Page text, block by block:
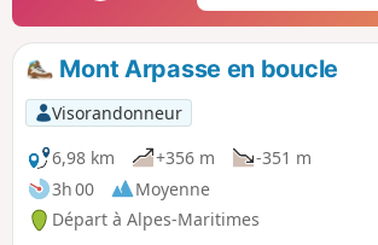
Mont Arpasse en boucle
Visorandonneur
6,98 km
+356 m
-351 m
3h 00
Moyenne
Départ à Alpes-Maritimes